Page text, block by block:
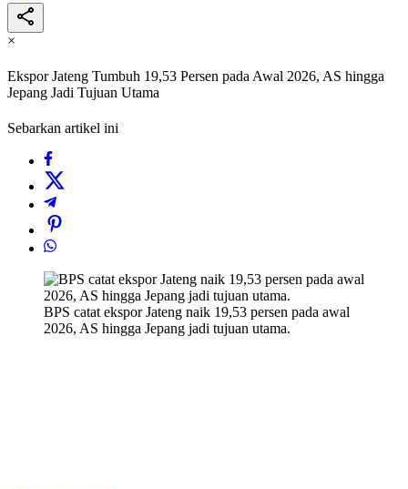
×
Ekspor Jateng Tumbuh 19,53 Persen pada Awal 2026, AS hingga
Jepang Jadi Tujuan Utama
Sebarkan artikel ini
BPS catat ekspor Jateng naik 19,53 persen pada awal
2026, AS hingga Jepang jadi tujuan utama.